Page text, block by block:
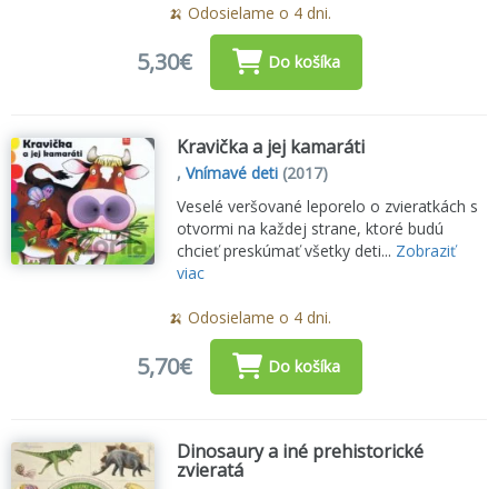
🍌 Odosielame o 4 dni.
5,30€ Do košíka
Kravička a jej kamaráti
,Vnímavé deti (2017)
Veselé veršované leporelo o zvieratkách s
otvormi na každej strane, ktoré budú
chcieť preskúmať všetky deti... Zobraziť
viac
🍌 Odosielame o 4 dni.
5,70€ Do košíka
Dinosaury a iné prehistorické
zvieratá